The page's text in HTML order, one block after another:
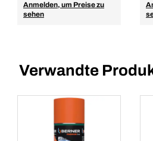
Anmelden, um Preise zu
sehen
Verwandte